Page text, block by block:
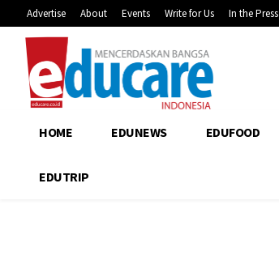
Advertise About Events Write for Us In the Press
HOME EDUNEWS EDUFOOD
EDUTRIP